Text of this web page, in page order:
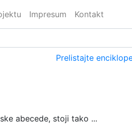
Impresum Kontakt
Prelistajte
abecede, stoji tako ...